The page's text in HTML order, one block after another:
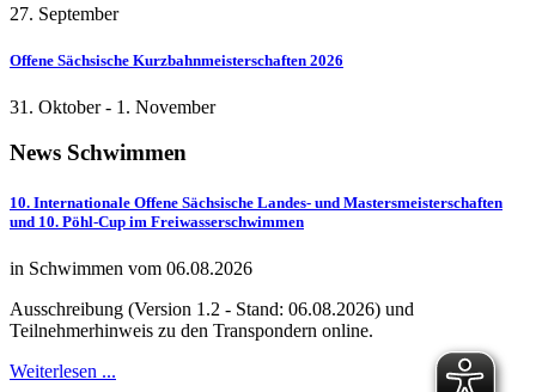
27. September
Offene Sächsische Kurzbahnmeisterschaften 2026
31. Oktober- 1. November
News Schwimmen
10. Internationale Offene Sächsische Landes- und Mastersmeisterschaften
und 10. Pöhl-Cup im Freiwasserschwimmen
in Schwimmen vom 06.08.2026
Ausschreibung (Version 1.2 - Stand: 06.08.2026) und
Teilnehmerhinweis zu den Transpondern online.
Weiterlesen ...